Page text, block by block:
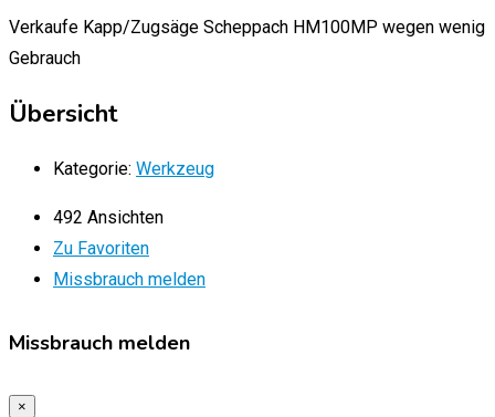
Verkaufe Kapp/Zugsäge Scheppach HM100MP wegen wenig
Gebrauch
Übersicht
Kategorie: Werkzeug
492 Ansichten
Zu Favoriten
Missbrauch melden
Missbrauch melden
×